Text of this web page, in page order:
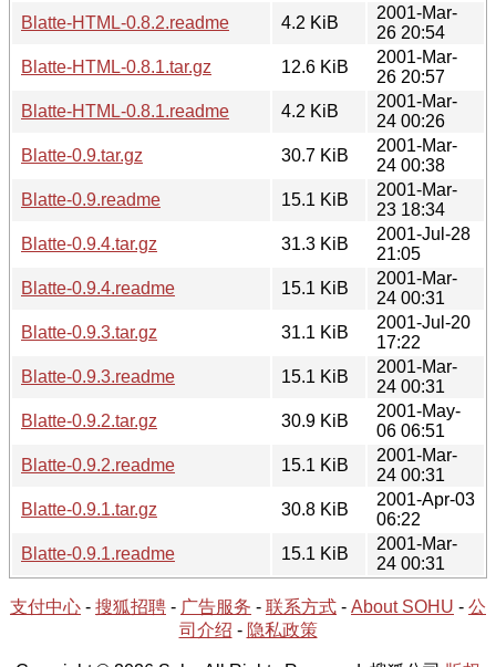
Blatte-HTML-0.8.2.readme
4.2 KiB
2001-Mar-
26 20:54
Blatte-HTML-0.8.1.tar.gz
12.6 KiB
2001-Mar-
26 20:57
Blatte-HTML-0.8.1.readme
4.2 KiB
2001-Mar-
24 00:26
Blatte-0.9.tar.gz
30.7 KiB
2001-Mar-
24 00:38
Blatte-0.9.readme
15.1 KiB
2001-Mar-
23 18:34
Blatte-0.9.4.tar.gz
31.3 KiB
2001-Jul-28
21:05
Blatte-0.9.4.readme
15.1 KiB
2001-Mar-
24 00:31
Blatte-0.9.3.tar.gz
31.1 KiB
2001-Jul-20
17:22
Blatte-0.9.3.readme
15.1 KiB
2001-Mar-
24 00:31
Blatte-0.9.2.tar.gz
30.9 KiB
2001-May-
06 06:51
Blatte-0.9.2.readme
15.1 KiB
2001-Mar-
24 00:31
Blatte-0.9.1.tar.gz
30.8 KiB
2001-Apr-03
06:22
Blatte-0.9.1.readme
15.1 KiB
2001-Mar-
24 00:31
支付中心 - 搜狐招聘 - 广告服务 - 联系方式 - About SOHU - 公
司介绍 - 隐私政策